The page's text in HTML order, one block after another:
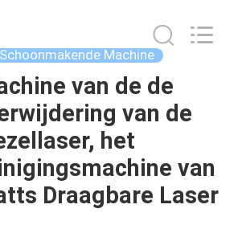
Machine
van de de
van de
het
van
Draagbare Laser